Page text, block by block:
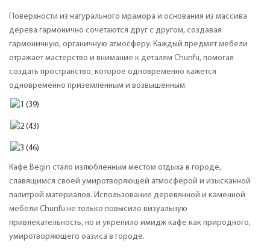
Поверхности из натурального мрамора и основания из массива
дерева гармонично сочетаются друг с другом, создавая
гармоничную, органичную атмосферу. Каждый предмет мебели
отражает мастерство и внимание к деталям Chunfu, помогая
создать пространство, которое одновременно кажется
одновременно приземлённым и возвышенным.
Кафе Begin стало излюбленным местом отдыха в городе,
славящимся своей умиротворяющей атмосферой и изысканной
палитрой материалов. Использование деревянной и каменной
мебели Chunfu не только повысило визуальную
привлекательность, но и укрепило имидж кафе как природного,
умиротворяющего оазиса в городе.